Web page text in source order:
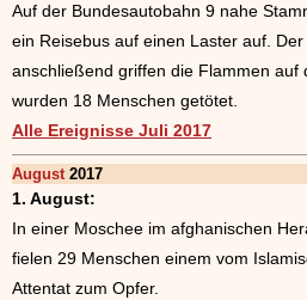
Auf der Bundesautobahn 9 nahe
ein Reisebus auf einen Laster auf.
anschließend griffen die Flammen auf
wurden 18 Menschen getötet.
Alle Ereignisse Juli 2017
August2017
1. August:
In einer Moschee im afghanischen
fielen 29 Menschen einem vom
Attentat zum Opfer.